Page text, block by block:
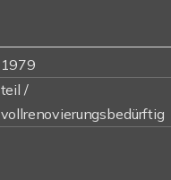
1979
teil /
vollrenovierungsbedürftig